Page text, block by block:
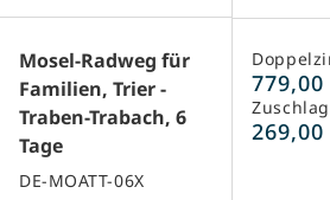
Mosel-Radweg für
Familien, Trier -
Traben-Trabach, 6
Tage
DE-MOATT-06X
779,00
269,00